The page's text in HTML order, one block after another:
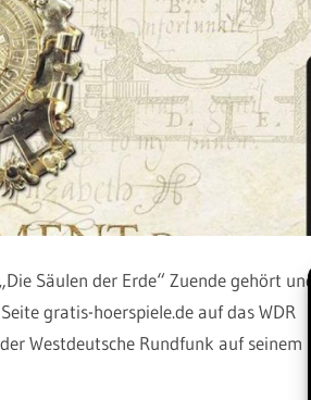
Säulen der Erde“ Zuende gehört und
gratis-hoerspiele.de auf das WDR
Westdeutsche Rundfunk auf seinem 5